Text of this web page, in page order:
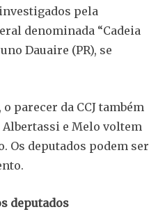
pela
denominada “Cadeia
Dauaire (PR), se
parecer da CCJ também
e Melo voltem
Os deputados podem ser
deputados